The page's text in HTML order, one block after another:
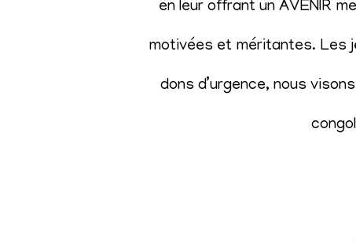
en leur offrant un AVENIR
motivées et méritantes. Les
dons d’urgence, nous